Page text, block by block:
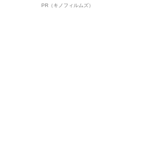
ルインタビュー“観客を魅了した
PR（キノフィルムズ）